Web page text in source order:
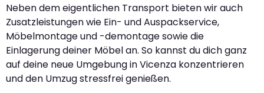
Neben dem eigentlichen Transport bieten wir auch
Zusatzleistungen wie Ein- und Auspackservice,
Möbelmontage und -demontage sowie die
Einlagerung deiner Möbel an. So kannst du dich ganz
auf deine neue Umgebung in Vicenza konzentrieren
und den Umzug stressfrei genießen.